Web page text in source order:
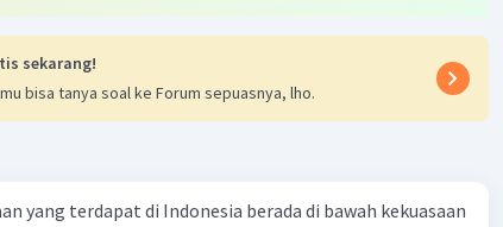
sekarang!
bisa tanya soal ke Forum sepuasnya, lho.
yang terdapat di Indonesia berada di bawah kekuasaan